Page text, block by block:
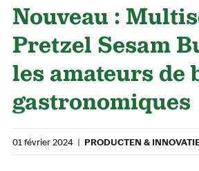
Nouveau :
Pretzel Sesam
les amateurs de
gastronomiques
01 février 2024 | PRODUCTEN &